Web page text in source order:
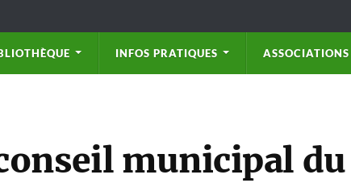
INFOS PRATIQUES ASSOCIATIONS
municipal du